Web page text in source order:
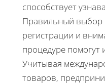
способствует
Правильный выбор
регистрации и
процедуре помогут
Учитывая
товаров,